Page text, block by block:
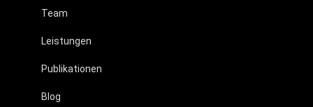
Team
Leistungen
Publikationen
Blog